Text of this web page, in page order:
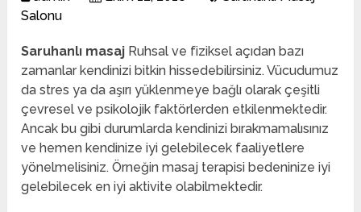
Salonu
Saruhanlı masaj Ruhsal ve fiziksel açıdan bazı
zamanlar kendinizi bitkin hissedebilirsiniz. Vücudumuz
da stres ya da aşırı yüklenmeye bağlı olarak çeşitli
çevresel ve psikolojik faktörlerden etkilenmektedir.
Ancak bu gibi durumlarda kendinizi bırakmamalısınız
ve hemen kendinize iyi gelebilecek faaliyetlere
yönelmelisiniz. Örneğin masaj terapisi bedeninize iyi
gelebilecek en iyi aktivite olabilmektedir.